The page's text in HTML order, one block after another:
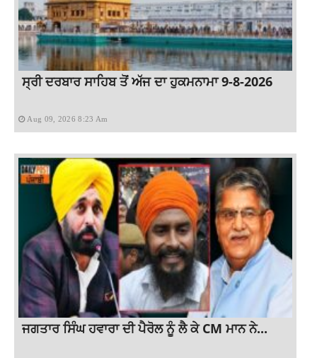
ਸ੍ਰੀ ਦਰਬਾਰ ਸਾਹਿਬ ਤੋਂ ਅੱਜ ਦਾ ਹੁਕਮਨਾਮਾ 9-8-2026
Aug 09, 2026 8:23 Am
ਜਗਤਾਰ ਸਿੰਘ ਹਵਾਰਾ ਦੀ ਪੈਰੋਲ ਨੂੰ ਲੈ ਕੇ CM ਮਾਨ ਨੇ...